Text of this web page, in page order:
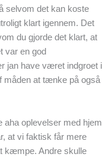
selvom det kan koste
klart igennem. Det
du gjorde det klart, at
var en god
jan have været indgroet i
måden at tænke på også
oplevelser med hjem
at vi faktisk får mere
kæmpe. Andre skulle